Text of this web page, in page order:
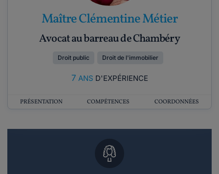
Maître Clémentine Métier
Avocat au barreau de Chambéry
Droit public Droit de l'immobilier
7 ANS D'EXPÉRIENCE
PRÉSENTATION COMPÉTENCES COORDONNÉES